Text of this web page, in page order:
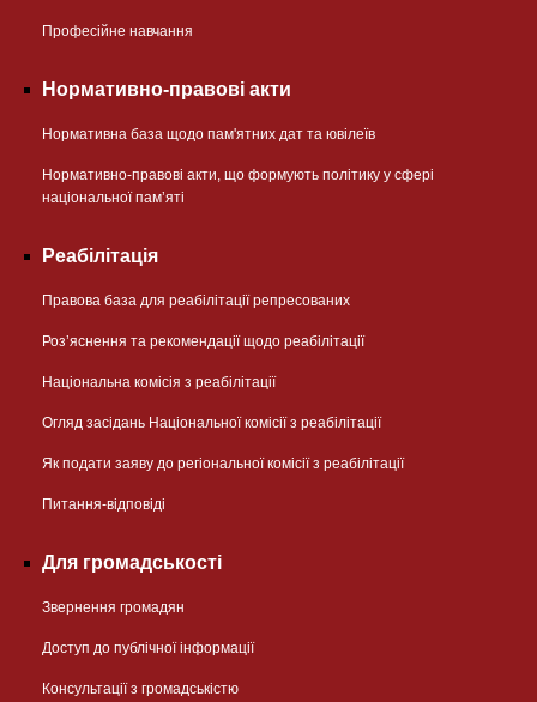
Професійне навчання
Нормативно-правові акти
Нормативна база щодо пам'ятних дат та ювілеїв
Нормативно-правові акти, що формують політику у сфері
національної памʼяті
Реабілітація
Правова база для реабілітації репресованих
Розʼяснення та рекомендації щодо реабілітації
Національна комісія з реабілітації
Огляд засідань Національної комісії з реабілітації
Як подати заяву до регіональної комісії з реабілітації
Питання-відповіді
Для громадськості
Звернення громадян
Доступ до публічної інформації
Консультації з громадськістю